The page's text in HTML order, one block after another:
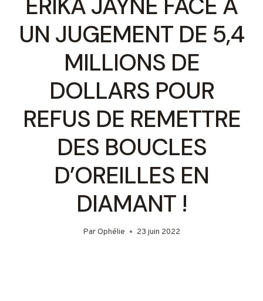
UN JUGEMENT DE 5,4
MILLIONS DE
DOLLARS POUR
REFUS DE REMETTRE
DES BOUCLES
D’OREILLES EN
DIAMANT !
ParOphélie 23 juin 2022